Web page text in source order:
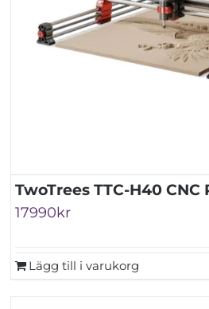
TwoTrees TTC-H40 CNC
17990kr
Lägg till i varukorg